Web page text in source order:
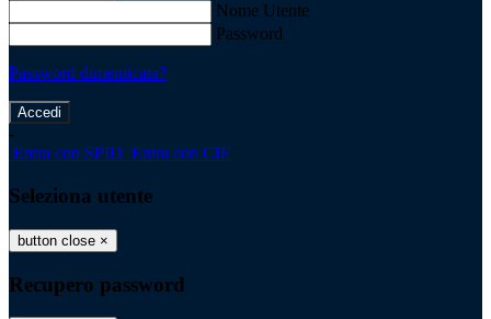
Nome Utente
Password
Password dimenticata?
-
Entra con SPID Entra con CIE
Seleziona utente
button close ×
Recupero password